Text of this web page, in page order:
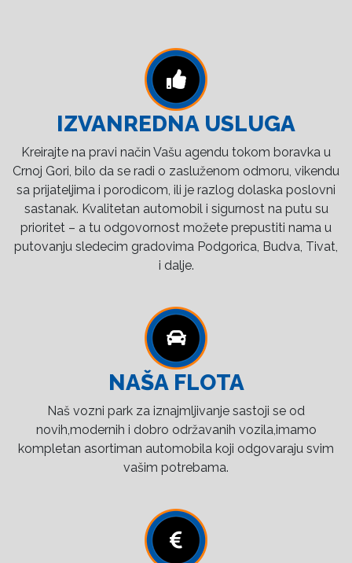
IZVANREDNA USLUGA
Kreirajte na pravi način Vašu agendu tokom boravka u
Crnoj Gori, bilo da se radi o zasluženom odmoru, vikendu
sa prijateljima i porodicom, ili je razlog dolaska poslovni
sastanak. Kvalitetan automobil i sigurnost na putu su
prioritet – a tu odgovornost možete prepustiti nama u
putovanju sledecim gradovima Podgorica, Budva, Tivat,
i dalje.
NAŠA FLOTA
Naš vozni park za iznajmljivanje sastoji se od
novih,modernih i dobro održavanih vozila,imamo
kompletan asortiman automobila koji odgovaraju svim
vašim potrebama.